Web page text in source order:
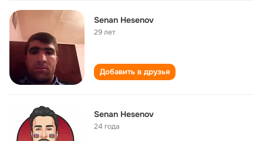
Senan Hesenov
29 лет
Добавить в друзья
Senan Hesenov
24 года